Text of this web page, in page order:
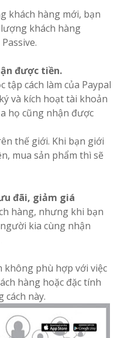
khách hàng mới, bạn
khách hàng
được tiền.
tập cách làm của Paypal
và kích hoạt tài khoản
họ cũng nhận được
thế giới. Khi bạn giới
mua sản phẩm thì sẽ
đãi, giảm giá
hàng, nhưng khi bạn
kia cùng nhận
không phù hợp với việc
hàng hoặc đặc tính
cách này.